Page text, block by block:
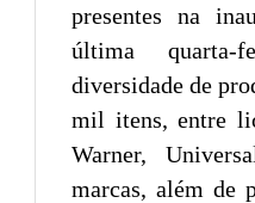
presentes na
última
diversidade de
mil itens, entre
Warner,
marcas, além de